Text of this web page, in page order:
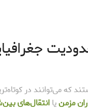
می‌توانند در
مزمنیاانتقال‌های